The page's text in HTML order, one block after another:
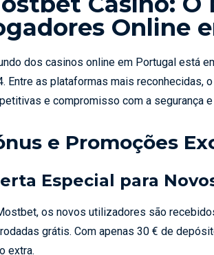
Online
dos casinos online em Portugal está
Entre as plataformas mais reconhecidas, o
e compromisso com a segurança
e Promoções
Especial para
os novos utilizadores são
grátis. Com apenas 30 € de
extra.